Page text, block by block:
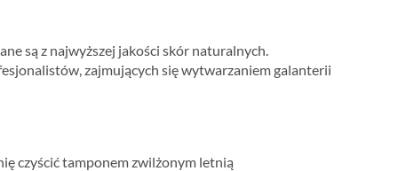
są z najwyższej jakości skór naturalnych.
zajmujących się wytwarzaniem galanterii
czyścić tamponem zwilżonym letnią